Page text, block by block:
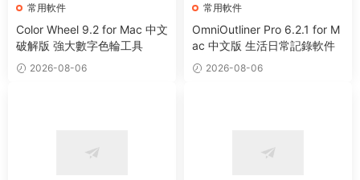
常用軟件
Color Wheel 9.2 for Mac 中文
破解版 強大數字色輪工具
2026-08-06
常用軟件
OmniOutliner Pro 6.2.1 for M
ac 中文版 生活日常記錄軟件
2026-08-06